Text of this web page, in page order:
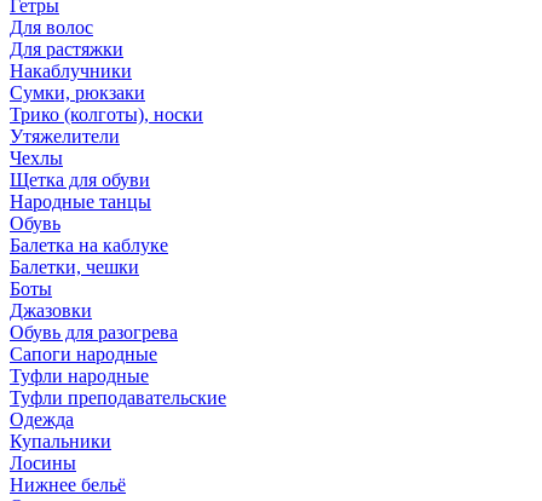
Гетры
Для волос
Для растяжки
Накаблучники
Сумки, рюкзаки
Трико (колготы), носки
Утяжелители
Чехлы
Щетка для обуви
Народные танцы
Обувь
Балетка на каблуке
Балетки, чешки
Боты
Джазовки
Обувь для разогрева
Сапоги народные
Туфли народные
Туфли преподавательские
Одежда
Купальники
Лосины
Нижнее бельё